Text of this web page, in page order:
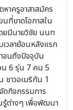
หาครูอาสาสมัคร
ที่ขาดโอกาสใน
ดยมีนายวิชัย นนท
วลาย้อนหลังแรก
จนถึงปัจจุบัน
น 6 รุ่น 7 คน 5
ชาวอเมริกัน 1
ดกิจกรรมการ
รู้ต่างๆ เพื่อพัฒนา